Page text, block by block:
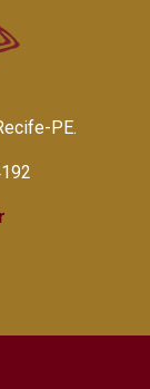
PE.